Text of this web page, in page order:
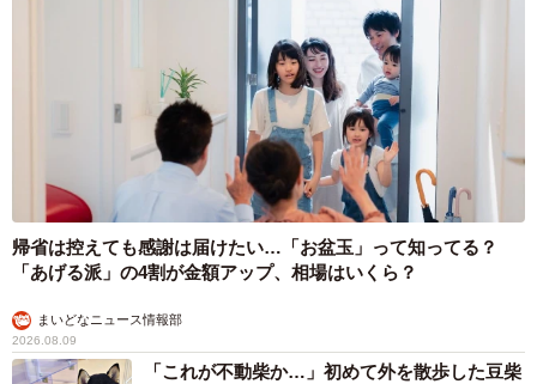
帰省は控えても感謝は届けたい…「お盆玉」って知ってる？
「あげる派」の4割が金額アップ、相場はいくら？
まいどなニュース情報部
2026.08.09
「これが不動柴か…」初めて外を散歩した豆柴